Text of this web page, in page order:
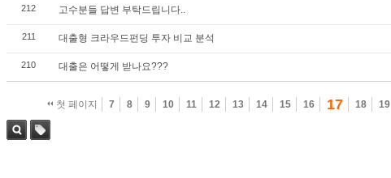
212 고수분들 답변 부탁드립니다..
211 대출형 크라우드펀딩 투자 비교 분석
210 대출은 어떻게 받나요???
첫 페이지 7 8 9 10 11 12 13 14 15 16 17 18 19